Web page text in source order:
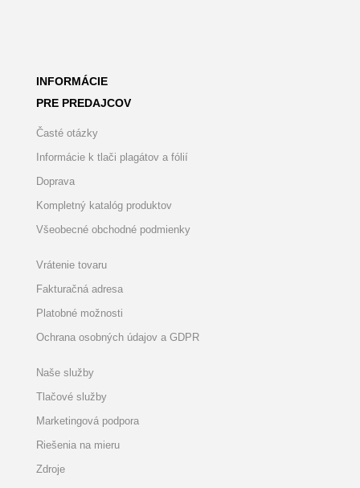
INFORMÁCIE
PRE PREDAJCOV
Časté otázky
Informácie k tlači plagátov a fólií
Doprava
Kompletný katalóg produktov
Všeobecné obchodné podmienky
Vrátenie tovaru
Fakturačná adresa
Platobné možnosti
Ochrana osobných údajov a GDPR
Naše služby
Tlačové služby
Marketingová podpora
Riešenia na mieru
Zdroje